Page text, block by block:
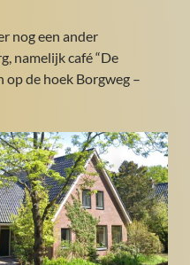
nog een ander
namelijk café “De
op de hoek Borgweg –